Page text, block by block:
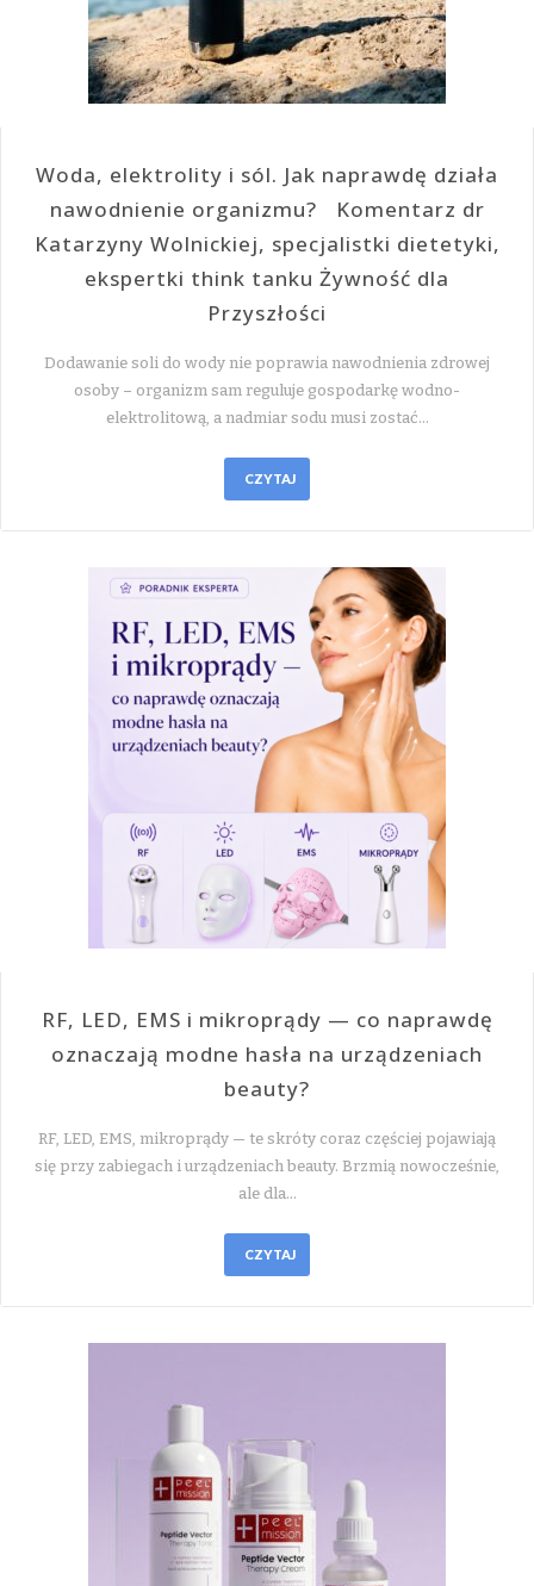
Woda, elektrolity i sól. Jak naprawdę działa
nawodnienie organizmu? Komentarz dr
Katarzyny Wolnickiej, specjalistki dietetyki,
ekspertki think tanku Żywność dla
Przyszłości
Dodawanie soli do wody nie poprawia nawodnienia zdrowej
osoby – organizm sam reguluje gospodarkę wodno-
elektrolitową, a nadmiar sodu musi zostać…
CZYTAJ
RF, LED, EMS i mikroprądy — co naprawdę
oznaczają modne hasła na urządzeniach
beauty?
RF, LED, EMS, mikroprądy — te skróty coraz częściej pojawiają
się przy zabiegach i urządzeniach beauty. Brzmią nowocześnie,
ale dla…
CZYTAJ